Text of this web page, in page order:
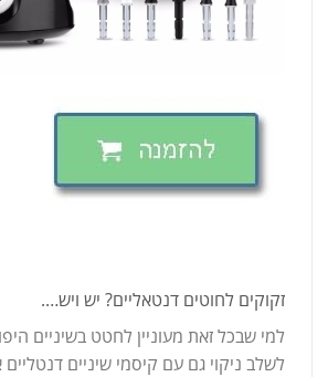
זקוקים לחוטים דנטאליים? יש ויש….
למי שבכל זאת מעוניין לחטט בשיניים
לשלב ניקוי גם עם קיסמי שיניים דנטליים